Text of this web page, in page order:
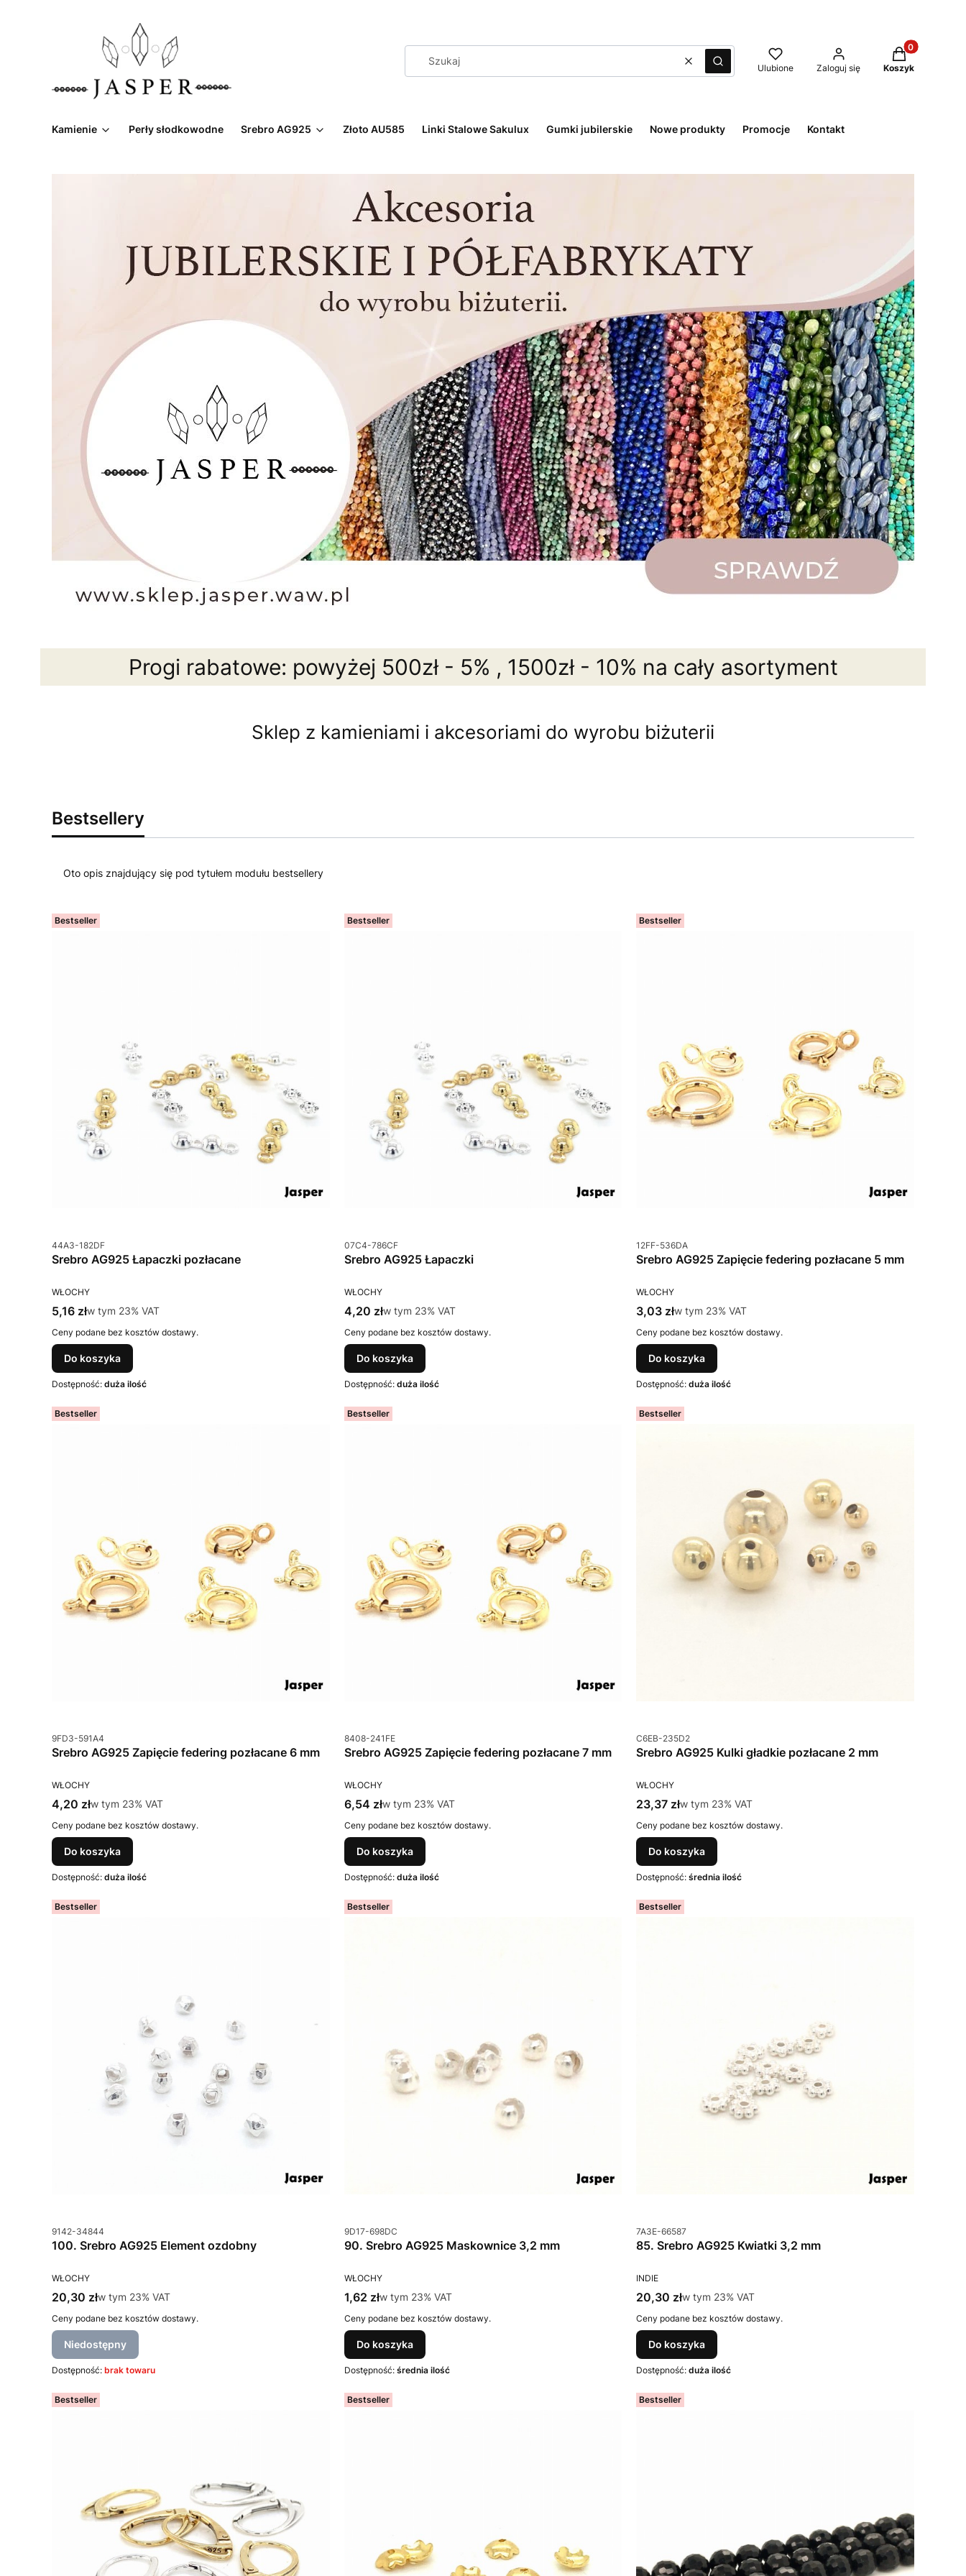
WyczyśćSzukaj Ulubione Zaloguj się
Produkty w
Koszyk
Kamienie Perły słodkowodne Srebro AG925 Złoto AU585 Linki Stalowe Sakulux Gumki jubilerskie Nowe produkty Promocje Kontakt
Progi rabatowe: powyżej 500zł - 5% , 1500zł - 10% na cały asortyment
Sklep z kamieniami i akcesoriami do wyrobu biżuterii
Bestsellery
Oto opis znajdujący się pod tytułem modułu bestsellery
Bestseller
Kod produktu
44A3-182DF
Srebro AG925 Łapaczki pozłacane
PRODUCENT
WŁOCHY
Cena brutto
5,16 złw tym %s VAT
w tym 23% VAT
Ceny podane bez kosztów dostawy.
Do koszyka
Dostępność: duża ilość
Bestseller
Kod produktu
07C4-786CF
Srebro AG925 Łapaczki
PRODUCENT
WŁOCHY
Cena brutto
4,20 złw tym %s VAT
w tym 23%VAT
Ceny podane bez kosztów dostawy.
Do koszyka
Dostępność: duża ilość
Bestseller
Kod produktu
12FF-536DA
Srebro AG925 Zapięcie federing pozłacane 5 mm
PRODUCENT
WŁOCHY
Cena brutto
3,03 złw tym %s VAT
w tym 23% VAT
Ceny podane bez kosztów dostawy.
Do koszyka
Dostępność:duża ilość
Bestseller
Kod produktu
9FD3-591A4
Srebro AG925 Zapięcie federing pozłacane 6 mm
PRODUCENT
WŁOCHY
Cena brutto
4,20 złw tym %s VAT
w tym 23% VAT
Ceny podane bez kosztów dostawy.
Do koszyka
Dostępność: duża ilość
Bestseller
Kod produktu
8408-241FE
Srebro AG925 Zapięcie federing pozłacane 7 mm
PRODUCENT
WŁOCHY
Cena brutto
6,54 złw tym %s VAT
w tym 23%VAT
Ceny podane bez kosztów dostawy.
Do koszyka
Dostępność: duża ilość
Bestseller
Kod produktu
C6EB-235D2
Srebro AG925 Kulki gładkie pozłacane 2 mm
PRODUCENT
WŁOCHY
Cena brutto
23,37 złw tym %s VAT
w tym 23% VAT
Ceny podane bez kosztów dostawy.
Do koszyka
Dostępność:średnia ilość
Bestseller
Kod produktu
9142-34844
100. Srebro AG925 Element ozdobny
PRODUCENT
WŁOCHY
Cena brutto
20,30 złw tym %s VAT
w tym 23% VAT
Ceny podane bez kosztów dostawy.
Niedostępny
Dostępność: brak towaru
Bestseller
Kod produktu
9D17-698DC
90. Srebro AG925 Maskownice 3,2 mm
PRODUCENT
WŁOCHY
Cena brutto
1,62 złw tym %s VAT
w tym 23%VAT
Ceny podane bez kosztów dostawy.
Do koszyka
Dostępność: średnia ilość
Bestseller
Kod produktu
7A3E-66587
85. Srebro AG925 Kwiatki 3,2 mm
PRODUCENT
INDIE
Cena brutto
20,30 złw tym %s VAT
w tym 23% VAT
Ceny podane bez kosztów dostawy.
Do koszyka
Dostępność:duża ilość
Bestseller Bestseller Bestseller